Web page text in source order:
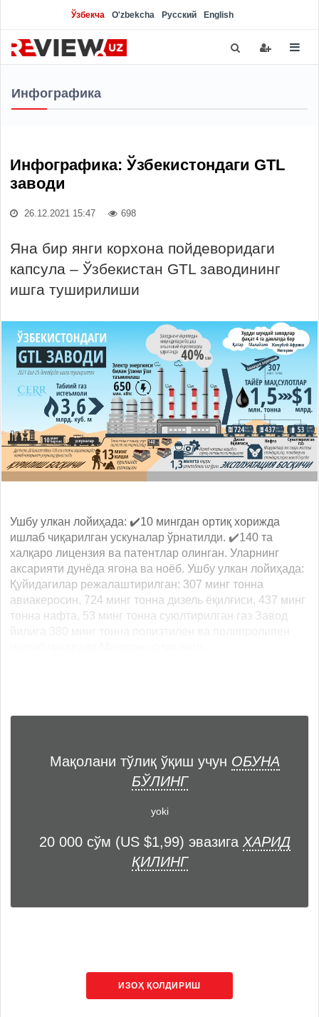
Ўзбекча O'zbekcha Русский English
Инфографика
Инфографика: Ўзбекистондаги GTL
заводи
26.12.2021 15:47 698
Яна бир янги корхона пойдеворидаги
капсула – Ўзбекистан GTL заводининг
ишга туширилиши
Ушбу улкан лойиҳада: ✔️10 мингдан ортиқ хорижда
ишлаб чиқарилган ускуналар ўрнатилди. ✔️140 та
халқаро лицензия ва патентлар олинган. Уларнинг
аксарияти дунёда ягона ва ноёб. Ушбу улкан лойиҳада:
Қуйидагилар режалаштирилган: 307 минг тонна
авиакеросин, 724 минг тонна дизель ёқилғиси, 437 минг
тонна нафта, 53 минг тонна суюлтирилган газ Завод
Мақолани тўлиқ ўқиш учун ОБУНА
БЎЛИНГ
yoki
20 000 сўм (US $1,99) эвазига ХАРИД
ҚИЛИНГ
ИЗОҲ ҚОЛДИРИШ